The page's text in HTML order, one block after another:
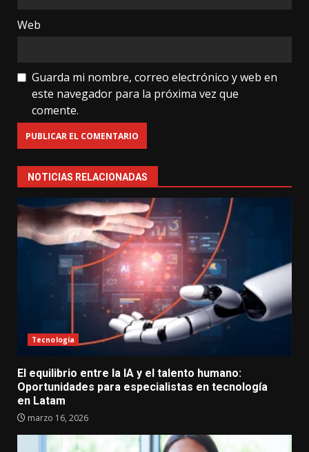
Web
Guarda mi nombre, correo electrónico y web en
este navegador para la próxima vez que
comente.
NOTICIAS RELACIONADAS
Tecnología
El equilibrio entre la IA y el talento humano:
Oportunidades para especialistas en tecnología
en Latam
marzo 16, 2026